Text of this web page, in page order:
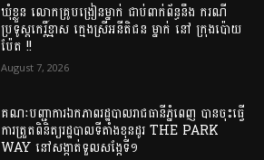
ឃុំខ្លួន លោកគ្រូបង្រៀនម្នាក់ ជាប់ពាក់ព័ន្ធនឹង ករណី
ប្រទូស្តកេរ្តិ៍ខ្មាស ក្មេងស្រីអនីតិជន ម្នាក់ នៅ ក្រុងប៉ោយ
ប៉ែត !!
August 7, 2026
គណៈបញ្ជាការឯកភាពរដ្ឋបាលរាជធានីភ្នំពេញ បានចុះធ្វើ
ការត្រួតពិនិត្យរដ្ឋបាលទីតាំងខុនដូរ THE PARK
WAY នៅសង្កាត់ទួលសង្កែទី១